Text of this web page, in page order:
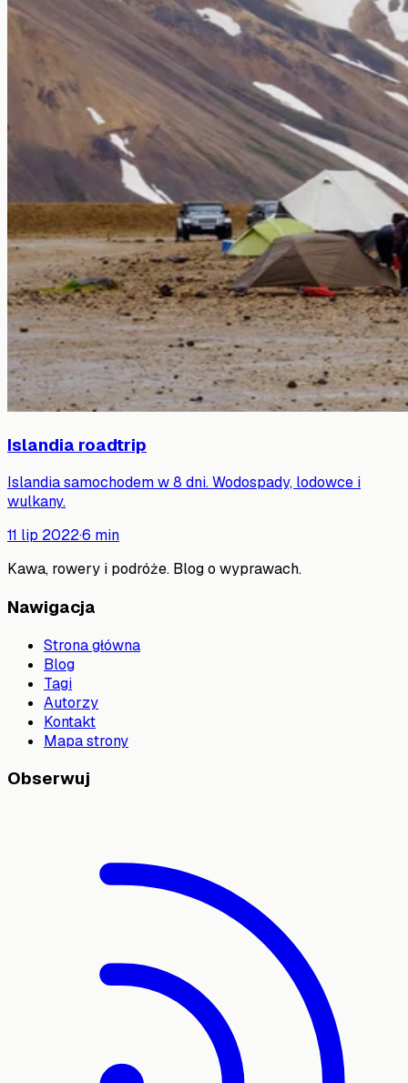
Islandia roadtrip
Islandia samochodem w 8 dni. Wodospady, lodowce i
wulkany.
11 lip 2022·6 min
Kawa, rowery i podróże. Blog o wyprawach.
Nawigacja
Strona główna
Blog
Tagi
Autorzy
Kontakt
Mapa strony
Obserwuj